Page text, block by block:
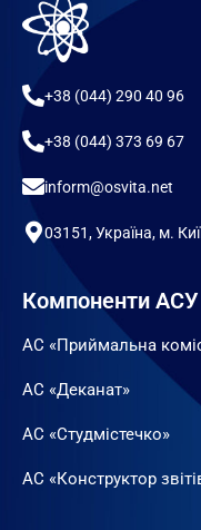
+38 (044) 290 40 96
+38 (044) 373 69 67
inform@osvita.net
03151, Україна, м.
Компоненти
АС «Приймальна
АС «Деканат»
АС «Студмістечко»
АС «Конструктор